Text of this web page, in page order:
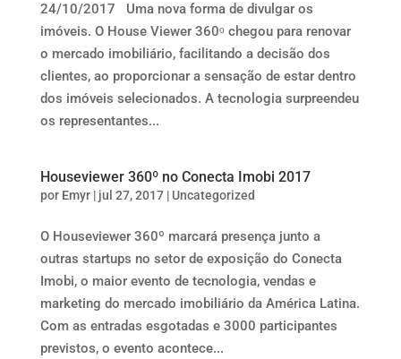
24/10/2017 Uma nova forma de divulgar os
imóveis. O House Viewer 360ᵒ chegou para renovar
o mercado imobiliário, facilitando a decisão dos
clientes, ao proporcionar a sensação de estar dentro
dos imóveis selecionados. A tecnologia surpreendeu
os representantes...
Houseviewer 360º no Conecta Imobi 2017
por Emyr| jul 27, 2017| Uncategorized
O Houseviewer 360º marcará presença junto a
outras startups no setor de exposição do Conecta
Imobi, o maior evento de tecnologia, vendas e
marketing do mercado imobiliário da América Latina.
Com as entradas esgotadas e 3000 participantes
previstos, o evento acontece...